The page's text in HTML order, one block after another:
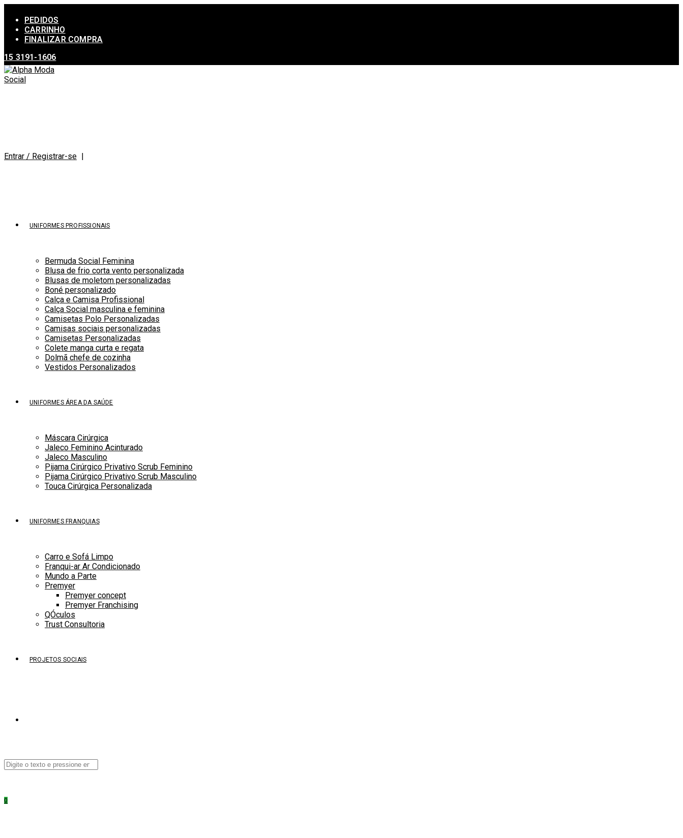
para
conteúdo
PEDIDOS
CARRINHO
FINALIZAR COMPRA
15 3191-1606
Entrar / Registrar-se |
UNIFORMES PROFISSIONAIS
Bermuda Social Feminina
Blusa de frio corta vento personalizada
Blusas de moletom personalizadas
Boné personalizado
Calça e Camisa Profissional
Calça Social masculina e feminina
Camisetas Polo Personalizadas
Camisas sociais personalizadas
Camisetas Personalizadas
Colete manga curta e regata
Dolmã chefe de cozinha
Vestidos Personalizados
UNIFORMES ÁREA DA SAÚDE
Máscara Cirúrgica
Jaleco Feminino Acinturado
Jaleco Masculino
Pijama Cirúrgico Privativo Scrub Feminino
Pijama Cirúrgico Privativo Scrub Masculino
Touca Cirúrgica Personalizada
UNIFORMES FRANQUIAS
Carro e Sofá Limpo
Franqui-ar Ar Condicionado
Mundo a Parte
Premyer
Premyer concept
Premyer Franchising
QÓculos
Trust Consultoria
PROJETOS SOCIAIS
Pesquisar
neste
0